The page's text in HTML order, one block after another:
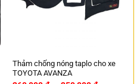
Thảm chống nóng taplo cho xe
TOYOTA AVANZA